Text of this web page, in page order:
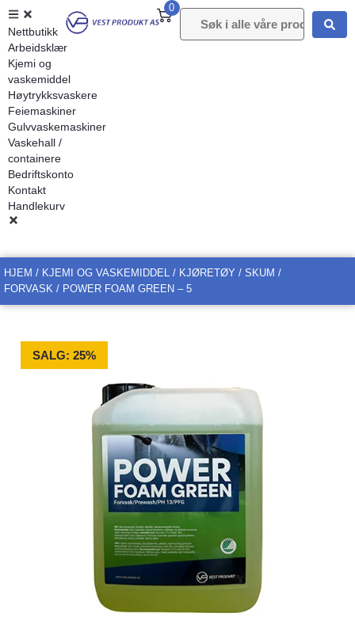
0
Nettbutikk
Arbeidsklær
Kjemi og
vaskemiddel
Høytrykksvaskere
Feiemaskiner
Gulvvaskemaskiner
Vaskehall /
containere
Bedriftskonto
Kontakt
Handlekurv
HJEM / KJEMI OG VASKEMIDDEL / KJØRETØY / SKUM /
FORVASK / POWER FOAM GREEN – 5
SALG: 25%